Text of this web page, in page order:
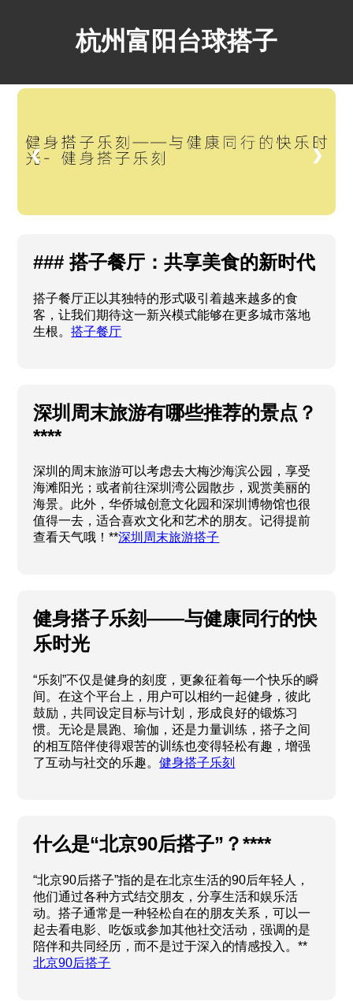
杭州富阳台球搭子
❮ ❯
### 搭子餐厅：共享美食的新时代
搭子餐厅正以其独特的形式吸引着越来越多的食
客，让我们期待这一新兴模式能够在更多城市落地
生根。搭子餐厅
深圳周末旅游有哪些推荐的景点？
****
深圳的周末旅游可以考虑去大梅沙海滨公园，享受
海滩阳光；或者前往深圳湾公园散步，观赏美丽的
海景。此外，华侨城创意文化园和深圳博物馆也很
值得一去，适合喜欢文化和艺术的朋友。记得提前
查看天气哦！**深圳周末旅游搭子
健身搭子乐刻——与健康同行的快
乐时光
“乐刻”不仅是健身的刻度，更象征着每一个快乐的瞬
间。在这个平台上，用户可以相约一起健身，彼此
鼓励，共同设定目标与计划，形成良好的锻炼习
惯。无论是晨跑、瑜伽，还是力量训练，搭子之间
的相互陪伴使得艰苦的训练也变得轻松有趣，增强
了互动与社交的乐趣。健身搭子乐刻
什么是“北京90后搭子”？****
“北京90后搭子”指的是在北京生活的90后年轻人，
他们通过各种方式结交朋友，分享生活和娱乐活
动。搭子通常是一种轻松自在的朋友关系，可以一
起去看电影、吃饭或参加其他社交活动，强调的是
陪伴和共同经历，而不是过于深入的情感投入。**
北京90后搭子